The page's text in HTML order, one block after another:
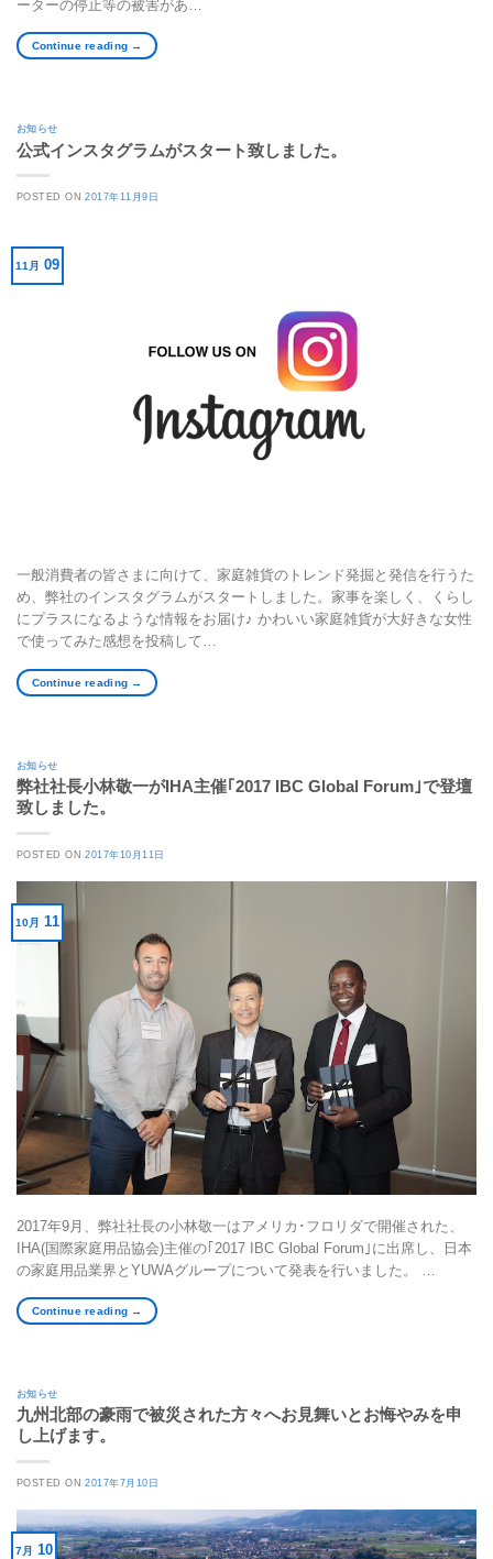
ーターの停止等の被害があ…
Continue reading →
お知らせ
公式インスタグラムがスタート致しました。
POSTED ON2017年11月9日
11月 09
一般消費者の皆さまに向けて、家庭雑貨のトレンド発掘と発信を行うた
め、弊社のインスタグラムがスタートしました。家事を楽しく、くらし
にプラスになるような情報をお届け♪ かわいい家庭雑貨が大好きな女性
で使ってみた感想を投稿して…
Continue reading →
お知らせ
弊社社長小林敬一がIHA主催｢2017 IBC Global Forum｣で登壇
致しました。
POSTED ON2017年10月11日
10月 11
2017年9月、弊社社長の小林敬一はアメリカ･フロリダで開催された、
IHA(国際家庭用品協会)主催の｢2017 IBC Global Forum｣に出席し、日本
の家庭用品業界とYUWAグループについて発表を行いました。 …
Continue reading →
お知らせ
九州北部の豪雨で被災された方々へお見舞いとお悔やみを申
し上げます。
POSTED ON2017年7月10日
7月 10